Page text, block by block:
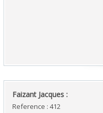
‎Faizant Jacques : ‎
Reference : 412